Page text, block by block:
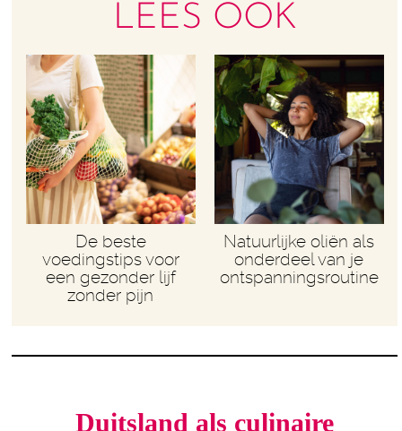
LEES OOK
De beste
voedingstips voor
een gezonder lijf
zonder pijn
Natuurlijke oliën als
onderdeel van je
ontspanningsroutine
Duitsland als culinaire